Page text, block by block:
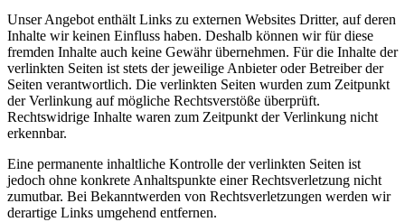
Unser Angebot enthält Links zu externen Websites Dritter, auf deren
Inhalte wir keinen Einfluss haben. Deshalb können wir für diese
fremden Inhalte auch keine Gewähr übernehmen. Für die Inhalte der
verlinkten Seiten ist stets der jeweilige Anbieter oder Betreiber der
Seiten verantwortlich. Die verlinkten Seiten wurden zum Zeitpunkt
der Verlinkung auf mögliche Rechtsverstöße überprüft.
Rechtswidrige Inhalte waren zum Zeitpunkt der Verlinkung nicht
erkennbar.
Eine permanente inhaltliche Kontrolle der verlinkten Seiten ist
jedoch ohne konkrete Anhaltspunkte einer Rechtsverletzung nicht
zumutbar. Bei Bekanntwerden von Rechtsverletzungen werden wir
derartige Links umgehend entfernen.